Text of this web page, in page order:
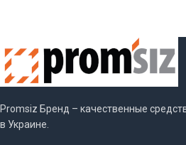
Promsiz Бренд – качественные
в Украине.